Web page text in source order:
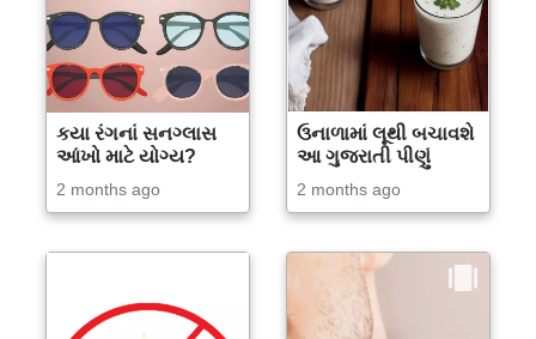
કયા રંગનાં સનગ્લાસ
આંખો માટે યોગ્ય?
2 months ago
ઉનાળામાં લૂથી બચાવશે
આ ગુજરાતી પીણું
2 months ago